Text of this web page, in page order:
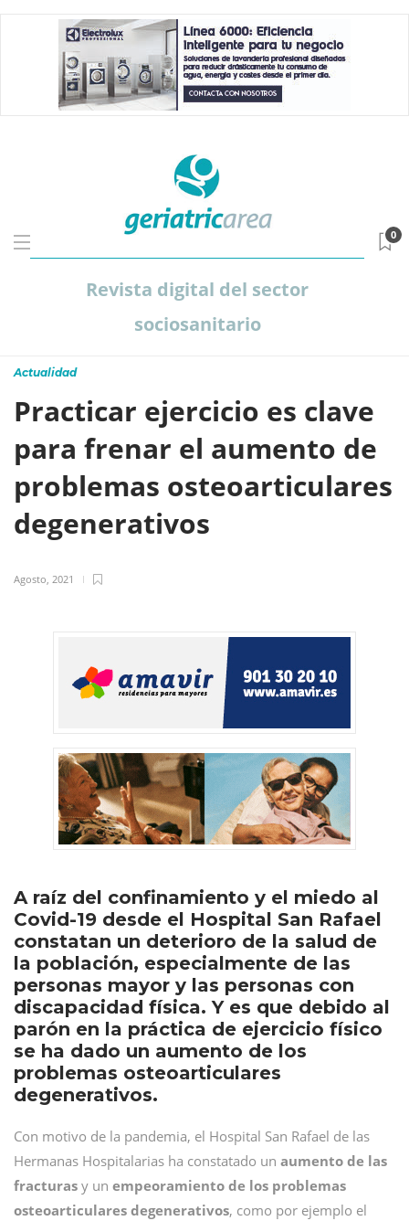
Revista digital del sector
sociosanitario
0
Actualidad
Practicar ejercicio es clave
para frenar el aumento de
problemas osteoarticulares
degenerativos
Agosto, 2021
A raíz del confinamiento y el miedo al
Covid-19 desde el Hospital San Rafael
constatan un deterioro de la salud de
la población, especialmente de las
personas mayor y las personas con
discapacidad física. Y es que debido al
parón en la práctica de ejercicio físico
se ha dado un aumento de los
problemas osteoarticulares
degenerativos.
Con motivo de la pandemia, el Hospital San Rafael de las
Hermanas Hospitalarias ha constatado un aumento de las
fracturas y un empeoramiento de los problemas
osteoarticulares degenerativos, como por ejemplo el